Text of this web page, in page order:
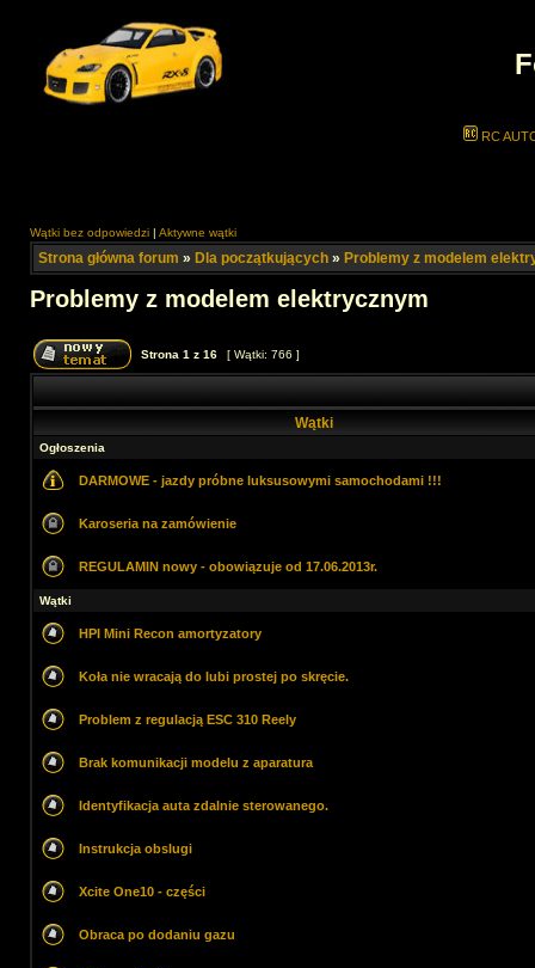
RC
Wątki bez odpowiedzi | Aktywne wątki
Strona główna forum » Dla początkujących » Problemy z modelem
Problemy z modelem elektrycznym
Strona 1 z 16 [ Wątki: 766 ]
Wątki
Ogłoszenia
DARMOWE - jazdy próbne luksusowymi samochodami !!!
Karoseria na zamówienie
REGULAMIN nowy - obowiązuje od 17.06.2013r.
Wątki
HPI Mini Recon amortyzatory
Koła nie wracają do lubi prostej po skręcie.
Problem z regulacją ESC 310 Reely
Brak komunikacji modelu z aparatura
Identyfikacja auta zdalnie sterowanego.
Instrukcja obslugi
Xcite One10 - części
Obraca po dodaniu gazu